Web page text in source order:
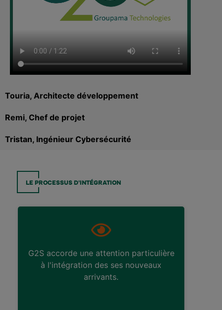
Touria, Architecte développement
Remi, Chef de projet
Tristan, Ingénieur Cybersécurité
LE PROCESSUS D'INTÉGRATION
G2S accorde une attention particulière
à l'intégration des ses nouveaux
arrivants.